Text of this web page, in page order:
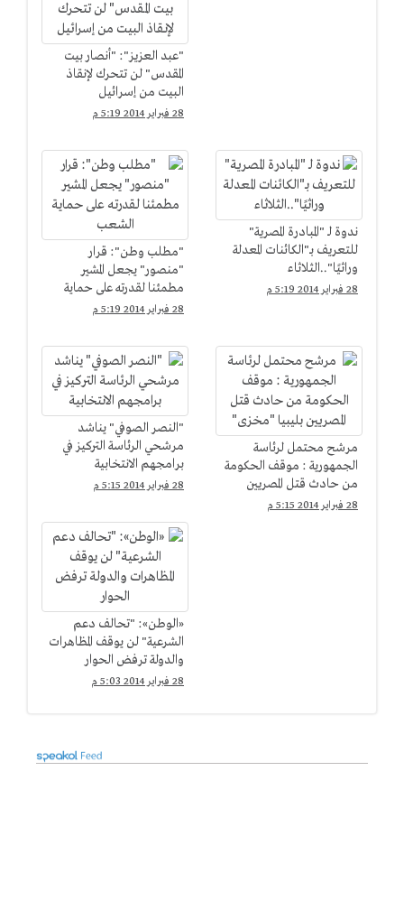
"عبد العزيز": "أنصار بيت
المقدس" لن تتحرك لإنقاذ
البيت من إسرائيل
28 فبراير 2014 5:19 م
ندوة لـ "المبادرة المصرية"
للتعريف بـ"الكائنات المعدلة
وراثيًا"..الثلاثاء
28 فبراير 2014 5:19 م
"مطلب وطن": قرار
"منصور" يجعل المشير
مطمئنا لقدرته على حماية
الشعب
28 فبراير 2014 5:19 م
مرشح محتمل لرئاسة
الجمهورية : موقف الحكومة
من حادث قتل المصريين
بليبيا "مخزى"
28 فبراير 2014 5:15 م
"النصر الصوفي" يناشد
مرشحي الرئاسة التركيز في
برامجهم الانتخابية
28 فبراير 2014 5:15 م
«الوطن»: "تحالف دعم
الشرعية" لن يوقف المظاهرات
والدولة ترفض الحوار
28 فبراير 2014 5:03 م